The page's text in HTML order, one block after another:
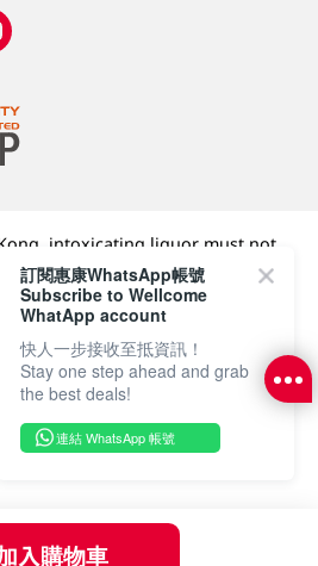
入購物車
intoxicating liquor must not
(under 18) in the course of
程中，向未成年人 (18 歲以下人士)
。
DFI零售集團
Place. The Dairy Farm Company
訂閱惠康WhatsApp帳號
Subscribe to Wellcome
WhatApp account
快人一步接收至抵資訊！
Stay one step ahead and grab
the best deals!
連結 WhatsApp 帳號